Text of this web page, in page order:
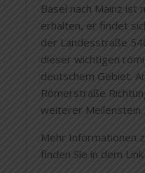
Basel nach Mainz ist
erhalten, er findet
der Landesstraße
dieser wichtigen
deutschem Gebiet.
Römerstraße
weiterer Meilenstein.
Mehr Informationen
finden Sie in dem Link